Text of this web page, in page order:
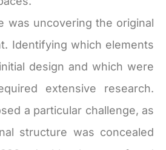
was uncovering the original
Identifying which elements
design and which were
extensive research.
a particular challenge, as
structure was concealed